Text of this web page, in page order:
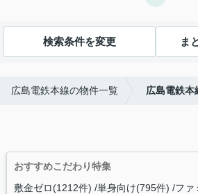
検索条件を変更 ま
広島電鉄本線の物件一覧 広島電鉄本
おすすめこだわり特集
敷金ゼロ(1212件) 単身向け(795件) ファ